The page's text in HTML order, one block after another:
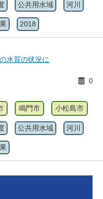
公共用水域 河川
2018
水質の状況に
0
鳴門市 小松島市
公共用水域 河川